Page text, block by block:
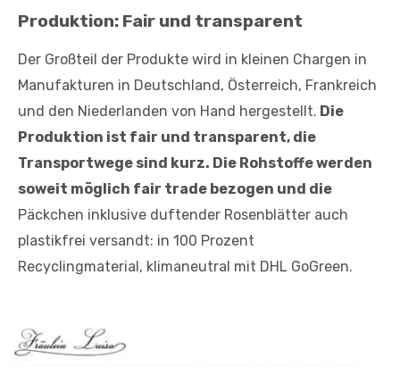
Produktion: Fair und transparent
Der Großteil der Produkte wird in kleinen Chargen in
Manufakturen in Deutschland, Österreich, Frankreich
und den Niederlanden von Hand hergestellt. Die
Produktion ist fair und transparent, die
Transportwege sind kurz. Die Rohstoffe werden
soweit möglich fair trade bezogen und die
Päckchen inklusive duftender Rosenblätter auch
plastikfrei versandt: in 100 Prozent
Recyclingmaterial, klimaneutral mit DHL GoGreen.